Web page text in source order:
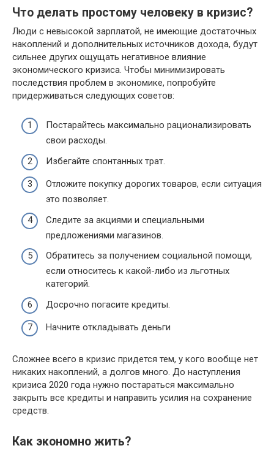
Что делать простому человеку в кризис?
Люди с невысокой зарплатой, не имеющие достаточных
накоплений и дополнительных источников дохода, будут
сильнее других ощущать негативное влияние
экономического кризиса. Чтобы минимизировать
последствия проблем в экономике, попробуйте
придерживаться следующих советов:
Постарайтесь максимально рационализировать
свои расходы.
Избегайте спонтанных трат.
Отложите покупку дорогих товаров, если ситуация
это позволяет.
Следите за акциями и специальными
предложениями магазинов.
Обратитесь за получением социальной помощи,
если относитесь к какой-либо из льготных
категорий.
Досрочно погасите кредиты.
Начните откладывать деньги
Сложнее всего в кризис придется тем, у кого вообще нет
никаких накоплений, а долгов много. До наступления
кризиса 2020 года нужно постараться максимально
закрыть все кредиты и направить усилия на сохранение
средств.
Как экономно жить?